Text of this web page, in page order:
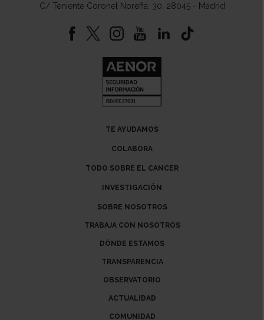
C/ Teniente Coronel Noreña, 30, 28045 - Madrid
TE AYUDAMOS
COLABORA
TODO SOBRE EL CANCER
INVESTIGACIÓN
SOBRE NOSOTROS
TRABAJA CON NOSOTROS
DÓNDE ESTAMOS
TRANSPARENCIA
OBSERVATORIO
ACTUALIDAD
COMUNIDAD